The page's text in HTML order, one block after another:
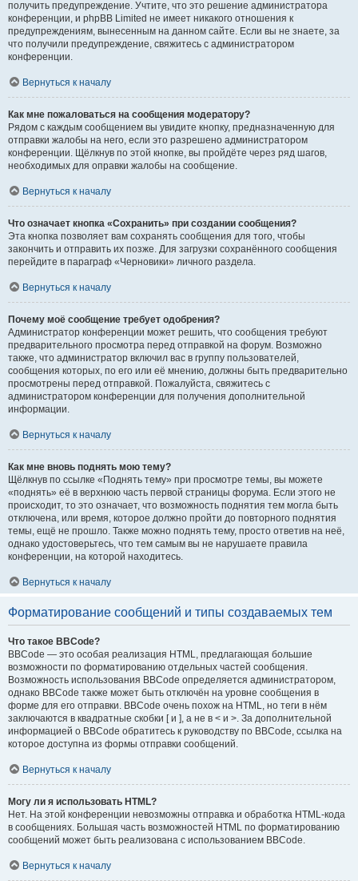
получить предупреждение. Учтите, что это решение администратора
конференции, и phpBB Limited не имеет никакого отношения к
предупреждениям, вынесенным на данном сайте. Если вы не знаете, за
что получили предупреждение, свяжитесь с администратором
конференции.
Вернуться к началу
Как мне пожаловаться на сообщения модератору?
Рядом с каждым сообщением вы увидите кнопку, предназначенную для
отправки жалобы на него, если это разрешено администратором
конференции. Щёлкнув по этой кнопке, вы пройдёте через ряд шагов,
необходимых для оправки жалобы на сообщение.
Вернуться к началу
Что означает кнопка «Сохранить» при создании сообщения?
Эта кнопка позволяет вам сохранять сообщения для того, чтобы
закончить и отправить их позже. Для загрузки сохранённого сообщения
перейдите в параграф «Черновики» личного раздела.
Вернуться к началу
Почему моё сообщение требует одобрения?
Администратор конференции может решить, что сообщения требуют
предварительного просмотра перед отправкой на форум. Возможно
также, что администратор включил вас в группу пользователей,
сообщения которых, по его или её мнению, должны быть предварительно
просмотрены перед отправкой. Пожалуйста, свяжитесь с
администратором конференции для получения дополнительной
информации.
Вернуться к началу
Как мне вновь поднять мою тему?
Щёлкнув по ссылке «Поднять тему» при просмотре темы, вы можете
«поднять» её в верхнюю часть первой страницы форума. Если этого не
происходит, то это означает, что возможность поднятия тем могла быть
отключена, или время, которое должно пройти до повторного поднятия
темы, ещё не прошло. Также можно поднять тему, просто ответив на неё,
однако удостоверьтесь, что тем самым вы не нарушаете правила
конференции, на которой находитесь.
Вернуться к началу
Форматирование сообщений и типы создаваемых тем
Что такое BBCode?
BBCode — это особая реализация HTML, предлагающая большие
возможности по форматированию отдельных частей сообщения.
Возможность использования BBCode определяется администратором,
однако BBCode также может быть отключён на уровне сообщения в
форме для его отправки. BBCode очень похож на HTML, но теги в нём
заключаются в квадратные скобки [ и ], а не в < и >. За дополнительной
информацией о BBCode обратитесь к руководству по BBCode, ссылка на
которое доступна из формы отправки сообщений.
Вернуться к началу
Могу ли я использовать HTML?
Нет. На этой конференции невозможны отправка и обработка HTML-кода
в сообщениях. Большая часть возможностей HTML по форматированию
сообщений может быть реализована с использованием BBCode.
Вернуться к началу